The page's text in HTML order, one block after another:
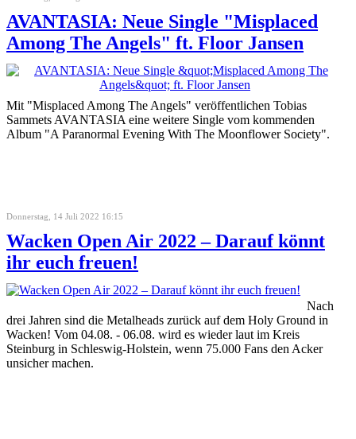
AVANTASIA: Neue Single "Misplaced
Among The Angels" ft. Floor Jansen
Mit "Misplaced Among The Angels" veröffentlichen Tobias
Sammets AVANTASIA eine weitere Single vom kommenden
Album "A Paranormal Evening With The Moonflower Society".
Donnerstag, 14 Juli 2022 16:15
Wacken Open Air 2022 – Darauf könnt
ihr euch freuen!
Nach
drei Jahren sind die Metalheads zurück auf dem Holy Ground in
Wacken! Vom 04.08. - 06.08. wird es wieder laut im Kreis
Steinburg in Schleswig-Holstein, wenn 75.000 Fans den Acker
unsicher machen.